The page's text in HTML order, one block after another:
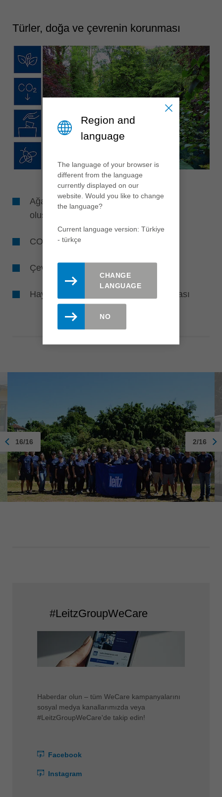
Türler, doğa ve çevrenin korunması
Ağaçlandırma ve çiçek alanlarının
oluşturulması
CO -önleme
Çevre ve suların temizlenmesi
Hayvanlara ve böceklere yuva yapılması
16/16 2/16
#LeitzGroupWeCare
Haberdar olun – tüm WeCare kampanyalarını
sosyal medya kanallarımızda veya
#LeitzGroupWeCare'de takip edin!
Facebook
Instagram
Region and
language
The language of your browser is
different from the language
currently displayed on our
website. Would you like to change
the language?
Current language version: Türkiye
- türkçe
CHANGE
LANGUAGE
NO